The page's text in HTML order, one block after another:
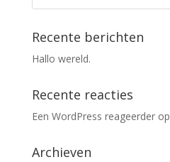
Recente berichten
Hallo wereld.
Recente reacties
Een WordPress reageerderop
Archieven